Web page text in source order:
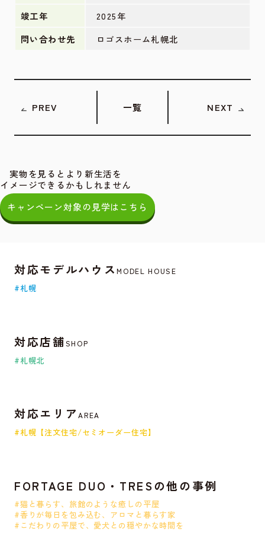
竣工年
2025年
問い合わせ先
ロゴスホーム札幌北
PREV 一覧 NEXT
実物を見るとより新生活を
イメージできるかもしれません
キャンペーン対象の見学はこちら
対応モデルハウスMODEL HOUSE
#札幌
対応店舗SHOP
#札幌北
対応エリアAREA
#札幌【注文住宅/セミオーダー住宅】
FORTAGE DUO・TRESの他の事例
#猫と暮らす、旅館のような癒しの平屋
#香りが毎日を包み込む、アロマと暮らす家
#こだわりの平屋で、愛犬との穏やかな時間を